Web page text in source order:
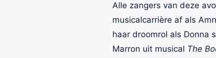
Alle zangers van deze
musicalcarrière af als
haar droomrol als Donna
Marron uit musical The